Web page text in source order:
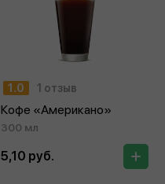
1.0 1 отзыв
Кофе «Американо»
300 мл
5,10 руб.